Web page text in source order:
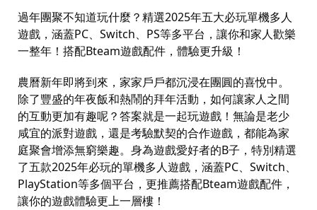
過年團聚不知道玩什麼？精選2025年五大必玩單機多人
遊戲，涵蓋PC、 Switch、 PS等多平台，讓你和家人歡樂
一整年！搭配Bteam遊戲配件，體驗更升級！
農曆新年即將到來，家家戶戶都沉浸在團圓的喜悅中。
除了豐盛的年夜飯和熱鬧的拜年活動，如何讓家人之間
的互動更加有趣呢？答案就是一起玩遊戲！無論是老少
咸宜的派對遊戲，還是考驗默契的合作遊戲，都能為家
庭聚會增添無窮樂趣。身為遊戲愛好者的B子，特別精選
了五款2025年必玩的單機多人遊戲，涵蓋PC、 Switch、
PlayStation等多個平台，更推薦搭配Bteam遊戲配件，
讓你的遊戲體驗更上一層樓！